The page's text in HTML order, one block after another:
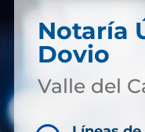
Notaría
Dovio
Valle del